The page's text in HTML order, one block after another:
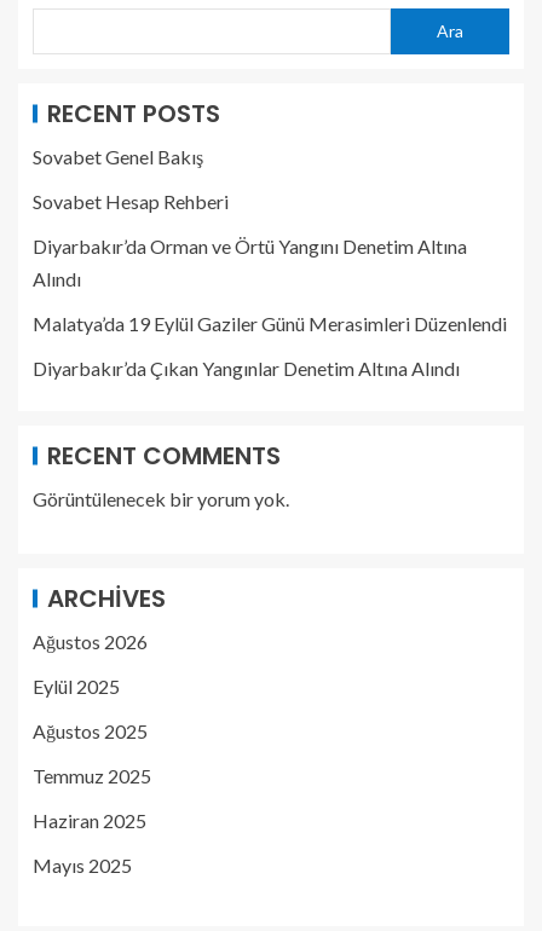
Ara
RECENT POSTS
Sovabet Genel Bakış
Sovabet Hesap Rehberi
Diyarbakır’da Orman ve Örtü Yangını Denetim Altına
Alındı
Malatya’da 19 Eylül Gaziler Günü Merasimleri Düzenlendi
Diyarbakır’da Çıkan Yangınlar Denetim Altına Alındı
RECENT COMMENTS
Görüntülenecek bir yorum yok.
ARCHIVES
Ağustos 2026
Eylül 2025
Ağustos 2025
Temmuz 2025
Haziran 2025
Mayıs 2025